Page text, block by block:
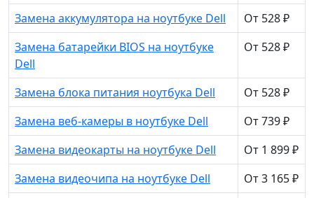
Замена аккумулятора на ноутбуке Dell
От 528 ₽
Замена батарейки BIOS на ноутбуке
Dell
От 528 ₽
Замена блока питания ноутбука Dell
От 528 ₽
Замена веб-камеры в ноутбуке Dell
От 739 ₽
Замена видеокарты на ноутбуке Dell
От 1 899 ₽
Замена видеочипа на ноутбуке Dell
От 3 165 ₽